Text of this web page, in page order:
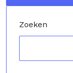
Zoeken